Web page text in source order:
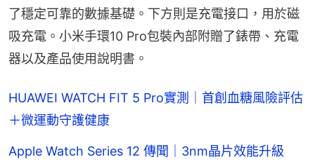
了穩定可靠的數據基礎。下方則是充電接口，用於磁
吸充電。小米手環10 Pro包裝內部附贈了錶帶、充電
器以及產品使用說明書。
HUAWEI WATCH FIT 5 Pro實測｜首創血糖風險評估
＋微運動守護健康
Apple Watch Series 12 傳聞｜3nm晶片效能升級